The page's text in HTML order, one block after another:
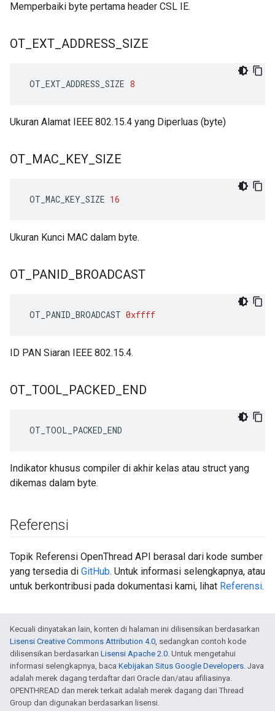
Memperbaiki byte pertama header CSL IE.
OT EXT ADDRESS SIZE
OT_EXT_ADDRESS_SIZE 8
Ukuran Alamat IEEE 802.15.4 yang Diperluas (byte)
OT MAC KEY SIZE
OT_MAC_KEY_SIZE 16
Ukuran Kunci MAC dalam byte.
OT PANID BROADCAST
OT_PANID_BROADCAST 0xffff
ID PAN Siaran IEEE 802.15.4.
OT TOOL PACKED END
OT_TOOL_PACKED_END
Indikator khusus compiler di akhir kelas atau struct yang
dikemas dalam byte.
Referensi
Topik Referensi OpenThread API berasal dari kode sumber
yang tersedia di GitHub. Untuk informasi selengkapnya, atau
untuk berkontribusi pada dokumentasi kami, lihat Referensi.
Kecuali dinyatakan lain, konten di halaman ini dilisensikan berdasarkan
Lisensi Creative Commons Attribution 4.0, sedangkan contoh kode
dilisensikan berdasarkan Lisensi Apache 2.0. Untuk mengetahui
informasi selengkapnya, baca Kebijakan Situs Google Developers. Java
adalah merek dagang terdaftar dari Oracle dan/atau afiliasinya.
OPENTHREAD dan merek terkait adalah merek dagang dari Thread
Group dan digunakan berdasarkan lisensi.